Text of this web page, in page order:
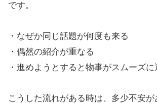
です。
・なぜか同じ話題が何度も来る
・偶然の紹介が重なる
・進めようとすると物事がスムーズに
こうした流れがある時は、多少不安が